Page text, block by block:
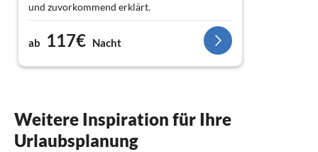
und zuvorkommend erklärt.
Dieser achtet auch sehr auf die gepflegte
Umgebung und gibt auch super Vorschläge zu
Ebenfalls sehr zu Empfehlen für Familien mit
ab 117€ Nacht
Weitere Inspiration für Ihre
Urlaubsplanung